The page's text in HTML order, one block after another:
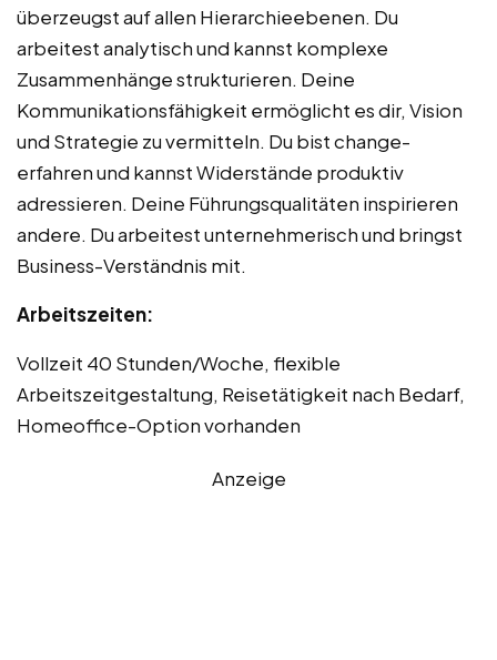
überzeugst auf allen Hierarchieebenen. Du
arbeitest analytisch und kannst komplexe
Zusammenhänge strukturieren. Deine
Kommunikationsfähigkeit ermöglicht es dir, Vision
und Strategie zu vermitteln. Du bist change-
erfahren und kannst Widerstände produktiv
adressieren. Deine Führungsqualitäten inspirieren
andere. Du arbeitest unternehmerisch und bringst
Business-Verständnis mit.
Arbeitszeiten:
Vollzeit 40 Stunden/Woche, flexible
Arbeitszeitgestaltung, Reisetätigkeit nach Bedarf,
Homeoffice-Option vorhanden
Anzeige